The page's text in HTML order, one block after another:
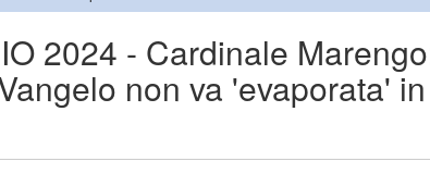
2024 - Cardinale
non va 'evaporata'